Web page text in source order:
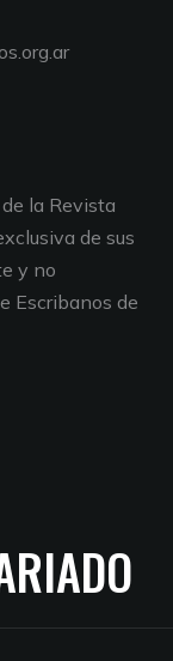
la Revista
de sus
y no
Escribanos de